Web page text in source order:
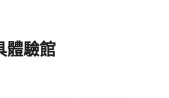
體驗館